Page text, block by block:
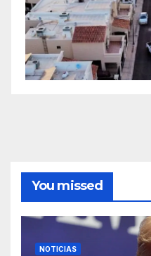
You missed
NOTICIAS